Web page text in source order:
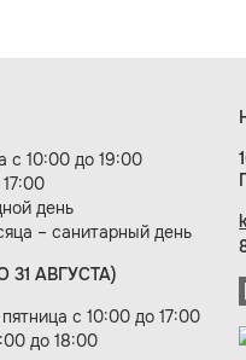
с 10:00 до 19:00
день
– санитарный день
АВГУСТА)
с 10:00 до 17:00
до 18:00
век»